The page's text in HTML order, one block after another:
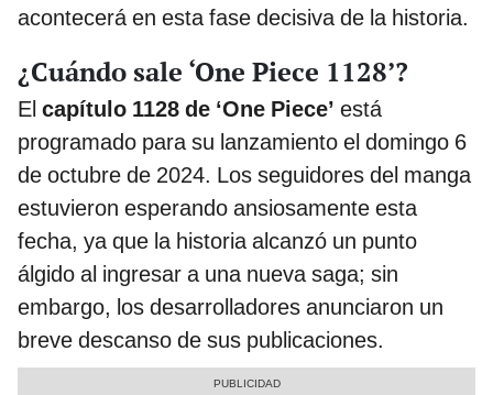
acontecerá en esta fase decisiva de la historia.
¿Cuándo sale ‘One Piece 1128’?
El capítulo 1128 de ‘One Piece’ está
programado para su lanzamiento el domingo 6
de octubre de 2024. Los seguidores del manga
estuvieron esperando ansiosamente esta
fecha, ya que la historia alcanzó un punto
álgido al ingresar a una nueva saga; sin
embargo, los desarrolladores anunciaron un
breve descanso de sus publicaciones.